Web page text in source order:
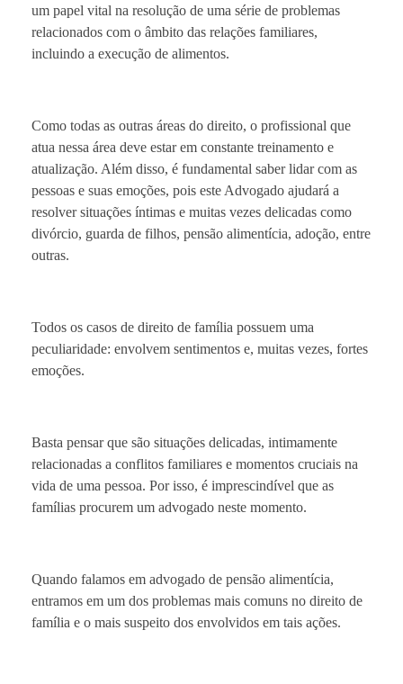
um papel vital na resolução de uma série de problemas
relacionados com o âmbito das relações familiares,
incluindo a execução de alimentos.
Como todas as outras áreas do direito, o profissional que
atua nessa área deve estar em constante treinamento e
atualização. Além disso, é fundamental saber lidar com as
pessoas e suas emoções, pois este Advogado ajudará a
resolver situações íntimas e muitas vezes delicadas como
divórcio, guarda de filhos, pensão alimentícia, adoção, entre
outras.
Todos os casos de direito de família possuem uma
peculiaridade: envolvem sentimentos e, muitas vezes, fortes
emoções.
Basta pensar que são situações delicadas, intimamente
relacionadas a conflitos familiares e momentos cruciais na
vida de uma pessoa. Por isso, é imprescindível que as
famílias procurem um advogado neste momento.
Quando falamos em advogado de pensão alimentícia,
entramos em um dos problemas mais comuns no direito de
família e o mais suspeito dos envolvidos em tais ações.